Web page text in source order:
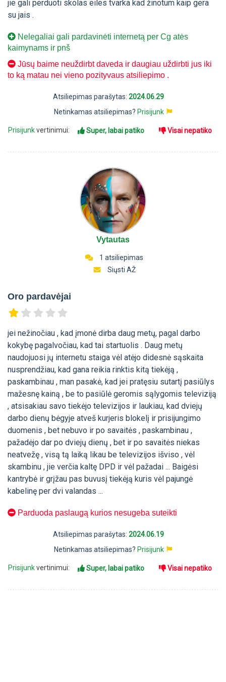
jie gali perduoti skolas eiles tvarka kad žinotum kaip gera
su jais .
Nelegaliai gali pardavinėti internetą per Cg atės
kaimynams ir pnš
Jūsų baime neuždirbt daveda ir daugiau uždirbti jus iki
to ką matau nei vieno pozityvaus atsiliepimo .
Atsiliepimas parašytas: 2024.06.29
Netinkamas atsiliepimas? Prisijunk
Prisijunkvertinimui: Super, labai patiko Visai nepatiko
Vytautas
1 atsiliepimas
Siųsti AŽ
Oro pardavėjai
jei nežinočiau , kad įmonė dirba daug metų, pagal darbo
kokybę pagalvočiau, kad tai startuolis . Daug metų
naudojuosi jų internetu staiga vėl atėjo didesnė sąskaita
nusprendžiau, kad gana reikia rinktis kitą tiekėją ,
paskambinau , man pasakė, kad jei pratęsiu sutartį pasiūlys
mažesnę kainą , be to pasiūlė geromis sąlygomis televiziją
, atsisakiau savo tiekėjo televizijos ir laukiau, kad dviejų
darbo dienų bėgyje atveš kurjeris blokelį ir prisijungimo
duomenis , bet nebuvo ir po savaitės , paskambinau ,
pažadėjo dar po dviejų dienų , bet ir po savaitės niekas
neatvežę , visą tą laiką likau be televizijos išviso , vėl
skambinu , jie verčia kaltę DPD ir vėl pažadai ... Baigėsi
kantrybė ir grįžau pas buvusį tiekėją kuris vėl pajungė
kabelinę per dvi valandas ...
Parduoda paslaugą kurios nesugeba suteikti
Atsiliepimas parašytas: 2024.06.19
Netinkamas atsiliepimas? Prisijunk
Prisijunkvertinimui: Super, labai patiko Visai nepatiko